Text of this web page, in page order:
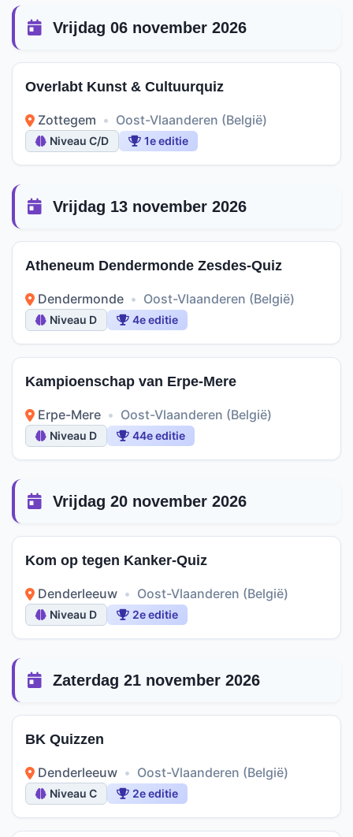
Vrijdag 06 november 2026
Overlabt Kunst & Cultuurquiz
Zottegem • Oost-Vlaanderen (België)
Niveau C/D 1e editie
Vrijdag 13 november 2026
Atheneum Dendermonde Zesdes-Quiz
Dendermonde • Oost-Vlaanderen (België)
Niveau D 4e editie
Kampioenschap van Erpe-Mere
Erpe-Mere • Oost-Vlaanderen (België)
Niveau D 44e editie
Vrijdag 20 november 2026
Kom op tegen Kanker-Quiz
Denderleeuw • Oost-Vlaanderen (België)
Niveau D 2e editie
Zaterdag 21 november 2026
BK Quizzen
Denderleeuw • Oost-Vlaanderen (België)
Niveau C 2e editie